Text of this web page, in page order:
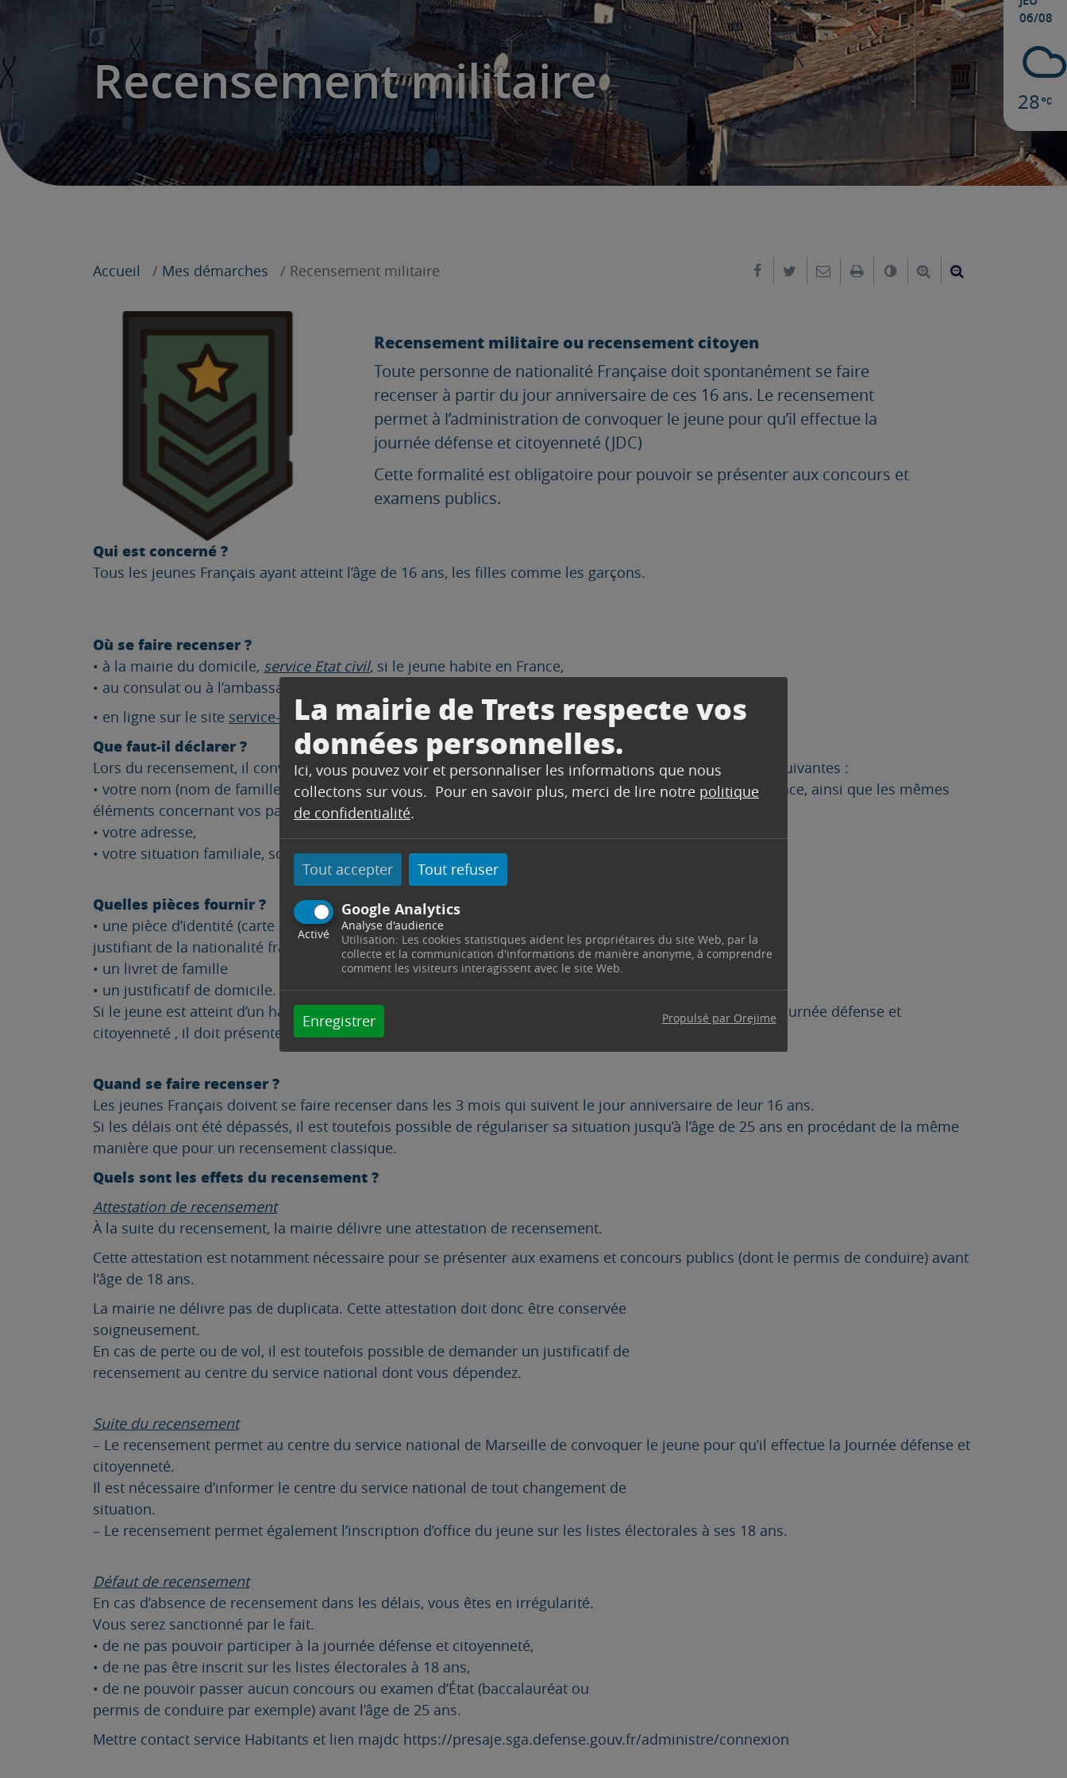
La mairie de Trets respecte vos
données personnelles.
Ici, vous pouvez voir et personnaliser les informations que nous
collectons sur vous. Pour en savoir plus, merci de lire notre politique
de confidentialité.
Tout accepter Tout refuser
Google Analytics
Activé
Analyse d'audience
Utilisation: Les cookies statistiques aident les propriétaires du site Web, par la
collecte et la communication d'informations de manière anonyme, à comprendre
comment les visiteurs interagissent avec le site Web.
Enregistrer Propulsé par Orejime
06/08
28
Recensement militaire
Accueil Mes démarches Recensement militaire Partager sur Facebook
Partager sur Twitter
Envoyer par e-mail
ImprimerChanger le contraste
Agrandir le texte
Recensement militaire ou recensement citoyen
Toute personne de nationalité Française doit spontanément se faire
recenser à partir du jour anniversaire de ces 16 ans. Le recensement
permet à l’administration de convoquer le jeune pour qu’il effectue la
journée défense et citoyenneté (JDC)
Cette formalité est obligatoire pour pouvoir se présenter aux concours et
examens publics.
Qui est concerné ?
Tous les jeunes Français ayant atteint l’âge de 16 ans, les filles comme les garçons.
Où se faire recenser ?
• à la mairie du domicile, service Etat civil, si le jeune habite en France,
• au consulat ou à l’ambassade de France, si le jeune réside à l’étranger.
• en ligne sur le site service-public.fr..
Que faut-il déclarer ?
Lors du recensement, il convient de faire une déclaration sur laquelle sont indiquées les informations suivantes :
• votre nom (nom de famille et éventuellement nom d’usage), vos prénoms, votre date et lieu de naissance, ainsi que les mêmes
éléments concernant vos parents,
• votre adresse,
• votre situation familiale, scolaire, universitaire ou professionnelle.
Quelles pièces fournir ?
• une pièce d’identité (carte nationale d’identité, passeport ou tout autre document
justifiant de la nationalité française)
• un livret de famille
• un justificatif de domicile.
Si le jeune est atteint d’un handicap ou d’une maladie invalidante, et qu’il souhaite être dispensé de la Journée défense et
citoyenneté , il doit présenter sa carte d’invalidité.
Quand se faire recenser ?
Les jeunes Français doivent se faire recenser dans les 3 mois qui suivent le jour anniversaire de leur 16 ans.
Si les délais ont été dépassés, il est toutefois possible de régulariser sa situation jusqu’à l’âge de 25 ans en procédant de la même
manière que pour un recensement classique.
Quels sont les effets du recensement ?
Attestation de recensement
À la suite du recensement, la mairie délivre une attestation de recensement.
Cette attestation est notamment nécessaire pour se présenter aux examens et concours publics (dont le permis de conduire) avant
l’âge de 18 ans.
La mairie ne délivre pas de duplicata. Cette attestation doit donc être conservée
soigneusement.
En cas de perte ou de vol, il est toutefois possible de demander un justificatif de
recensement au centre du service national dont vous dépendez.
Suite du recensement
– Le recensement permet au centre du service national de Marseille de convoquer le jeune pour qu’il effectue la Journée défense et
citoyenneté.
Il est nécessaire d’informer le centre du service national de tout changement de
situation.
– Le recensement permet également l’inscription d’office du jeune sur les listes électorales à ses 18 ans.
Défaut de recensement
En cas d’absence de recensement dans les délais, vous êtes en irrégularité.
Vous serez sanctionné par le fait.
• de ne pas pouvoir participer à la journée défense et citoyenneté,
• de ne pas être inscrit sur les listes électorales à 18 ans,
• de ne pouvoir passer aucun concours ou examen d’État (baccalauréat ou
permis de conduire par exemple) avant l’âge de 25 ans.
Mettre contact service Habitants et lien majdc https://presaje.sga.defense.gouv.fr/administre/connexion